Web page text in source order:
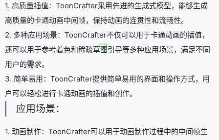
1. 高质量插值：ToonCrafter采用先进的生成式模型，能够生成
高质量的卡通动画中间帧，保持动画的连贯性和流畅性。
2. 多种应用场景：ToonCrafter不仅可以用于卡通动画的插值，
还可以用于参考着色和稀疏草图引导等多种应用场景，满足不同
用户的需求。
3. 简单易用：ToonCrafter提供简单易用的界面和操作方式，用
户可以轻松进行卡通动画的插值和创作。
应用场景：
1. 动画制作：ToonCrafter可以用于动画制作过程中的中间帧生